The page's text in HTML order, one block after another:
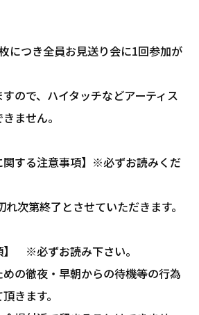
につき全員お見送り会に1回参加が
ので、ハイタッチなどアーティス
ません。
関する注意事項】※必ずお読みくだ
次第終了とさせていただきます。
】 ※必ずお読み下さい。
の徹夜・早朝からの待機等の行為
きます。